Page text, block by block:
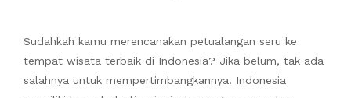
Sudahkah kamu merencanakan petualangan seru ke
tempat wisata terbaik di Indonesia? Jika belum, tak ada
salahnya untuk mempertimbangkannya! Indonesia